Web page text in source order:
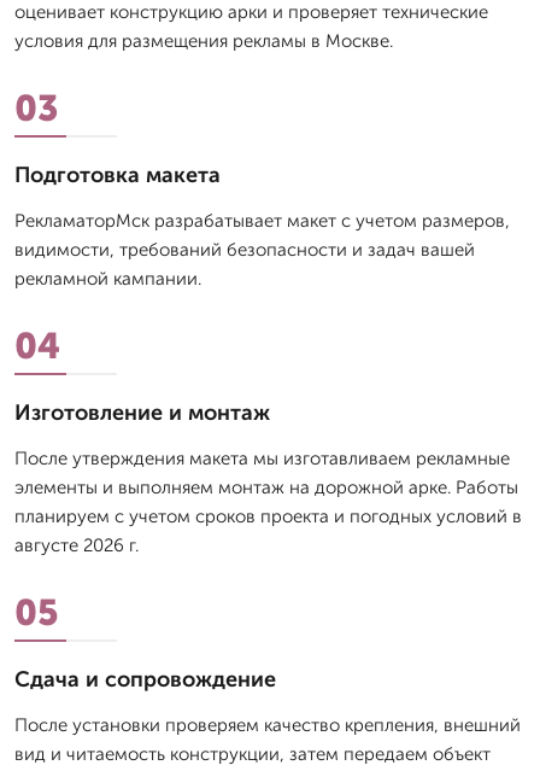
оценивает конструкцию арки и проверяет технические
условия для размещения рекламы в Москве.
03
Подготовка макета
РекламаторМск разрабатывает макет с учетом размеров,
видимости, требований безопасности и задач вашей
рекламной кампании.
04
Изготовление и монтаж
После утверждения макета мы изготавливаем рекламные
элементы и выполняем монтаж на дорожной арке. Работы
планируем с учетом сроков проекта и погодных условий в
августе 2026 г.
05
Сдача и сопровождение
После установки проверяем качество крепления, внешний
вид и читаемость конструкции, затем передаем объект